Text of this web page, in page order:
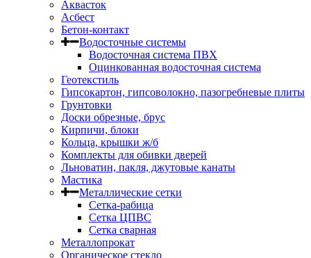
Аквасток
Асбест
Бетон-контакт
Водосточные системы
Водосточная система ПВХ
Оцинкованная водосточная система
Геотекстиль
Гипсокартон, гипсоволокно, пазогребневые плиты
Грунтовки
Доски обрезные, брус
Кирпичи, блоки
Кольца, крышки ж/б
Комплекты для обивки дверей
Льноватин, пакля, джутовые канаты
Мастика
Металлические сетки
Сетка-рабица
Сетка ЦПВС
Сетка сварная
Металлопрокат
Органическое стекло